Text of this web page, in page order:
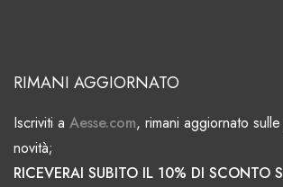
RIMANI AGGIORNATO
Iscriviti a Aesse.com, rimani aggiornato
novità;
RICEVERAI SUBITO IL 10% DI SCONTO